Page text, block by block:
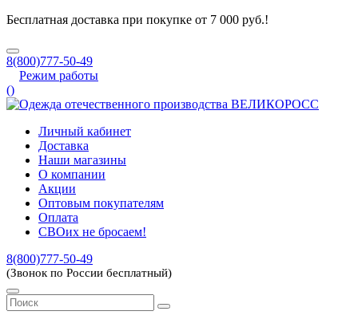
Бесплатная доставка при покупке от 7 000 руб.!
8(800)777-50-49
Режим работы
()
Личный кабинет
Доставка
Наши магазины
О компании
Акции
Оптовым покупателям
Оплата
СВОих не бросаем!
8(800)777-50-49
(Звонок по России бесплатный)